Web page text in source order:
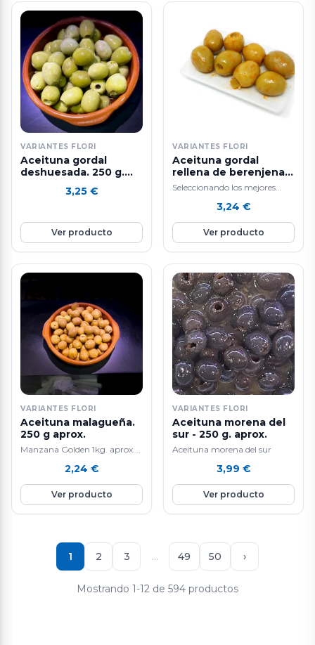
VARIANTES FLORI
Aceituna gordal
deshuesada. 250 g.
3,25 €
Ver producto
VARIANTES FLORI
Aceituna gordal
rellena de berenjena -
250 g. aprox.
Seleccionando los mejores
sistema de elaboración diaria
que hacen que nuestras…
3,24 €
Ver producto
VARIANTES FLORI
Aceituna malagueña.
250 g aprox.
Manzana Golden 1kg. aprox.
fruta nutritiva e hidratante ya
que está compuesta por agua
en un 85%, aporta vitamina E
y C, rica en fibra y en potasio.
intestinal. Ayuda a controlar
el colesterol.
2,24 €
Ver producto
VARIANTES FLORI
Aceituna morena del
sur - 250 g. aprox.
Aceituna morena del sur
3,99 €
Ver producto
1 2 3 … 49 50 ›
Mostrando 1-12 de 594 productos